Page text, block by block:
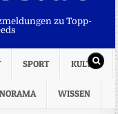
zu Topp-
SPORT KULTUR
WISSEN